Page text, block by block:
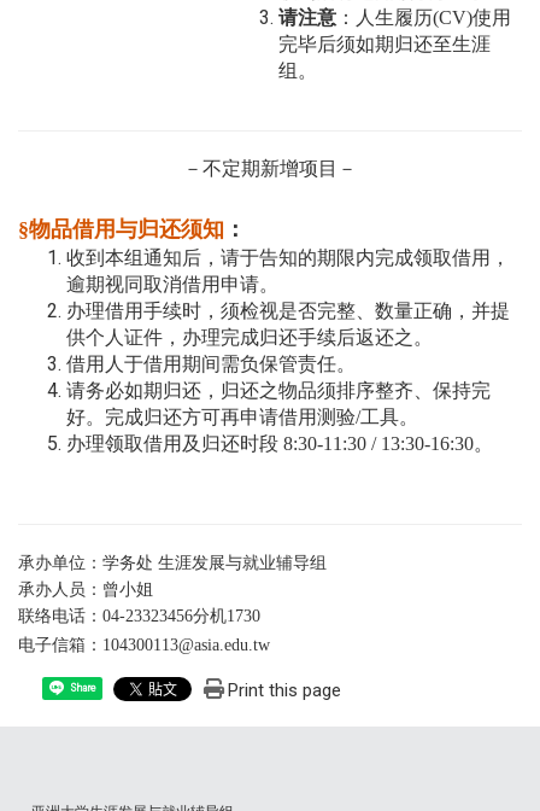
请注意 ：人生履历(CV)使用
完毕后须如期归还至生涯
组。
－不定期新增项目－
§物品借用与归还须知 ：
收到本组通知后，请于告知的期限内完成领取借用，
逾期视同取消借用申请。
办理借用手续时， 须检视是否完整、数量正确，并提
供个人证件，办理完成归还手续后返还之。
借用人于借用期间需负保管责任。
请务必如期归还，归还之物品须排序整齐、保持完
好。完成归还方可再申请借用测验/工具。
办理领取借用及归还时段 8:30-11:30 / 13:30-16:30。
承办单位：学务处 生涯发展与就业辅导组
承办人员：曾小姐
联络电话：04-23323456分机1730
电子信箱：104300113@asia.edu.tw
Share Print this page